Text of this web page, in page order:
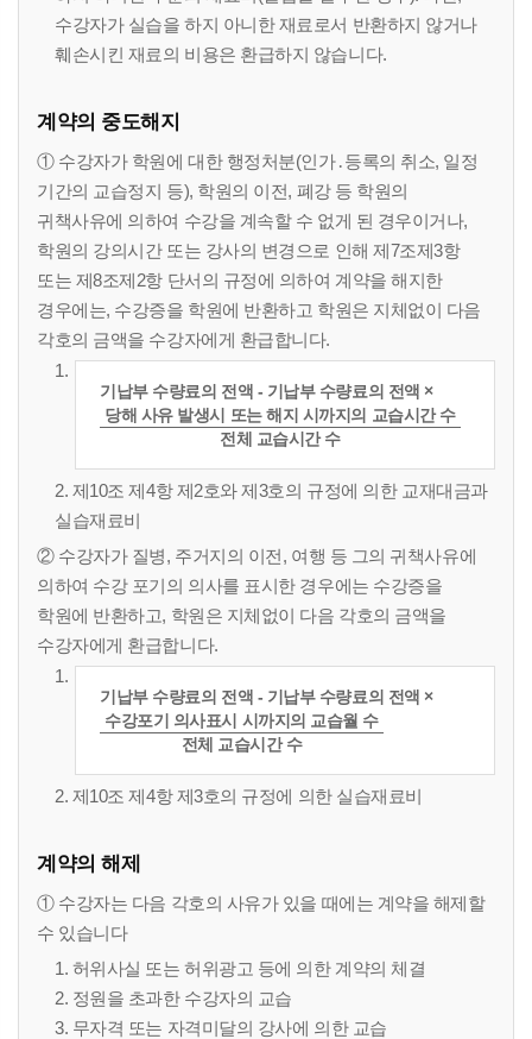
수강자가 실습을 하지 아니한 재료로서 반환하지 않거나
훼손시킨 재료의 비용은 환급하지 않습니다.
계약의 중도해지
① 수강자가 학원에 대한 행정처분(인가․등록의 취소, 일정
기간의 교습정지 등), 학원의 이전, 폐강 등 학원의
귀책사유에 의하여 수강을 계속할 수 없게 된 경우이거나,
학원의 강의시간 또는 강사의 변경으로 인해 제7조제3항
또는 제8조제2항 단서의 규정에 의하여 계약을 해지한
경우에는, 수강증을 학원에 반환하고 학원은 지체없이 다음
각호의 금액을 수강자에게 환급합니다.
1.
기납부 수량료의 전액 - 기납부 수량료의 전액 ×
당해 사유 발생시 또는 해지 시까지의 교습시간 수
전체 교습시간 수
2. 제10조 제4항 제2호와 제3호의 규정에 의한 교재대금과
실습재료비
② 수강자가 질병, 주거지의 이전, 여행 등 그의 귀책사유에
의하여 수강 포기의 의사를 표시한 경우에는 수강증을
학원에 반환하고, 학원은 지체없이 다음 각호의 금액을
수강자에게 환급합니다.
1.
기납부 수량료의 전액 - 기납부 수량료의 전액 ×
수강포기 의사표시 시까지의 교습월 수
전체 교습시간 수
2. 제10조 제4항 제3호의 규정에 의한 실습재료비
계약의 해제
① 수강자는 다음 각호의 사유가 있을 때에는 계약을 해제할
수 있습니다
1. 허위사실 또는 허위광고 등에 의한 계약의 체결
2. 정원을 초과한 수강자의 교습
3. 무자격 또는 자격미달의 강사에 의한 교습